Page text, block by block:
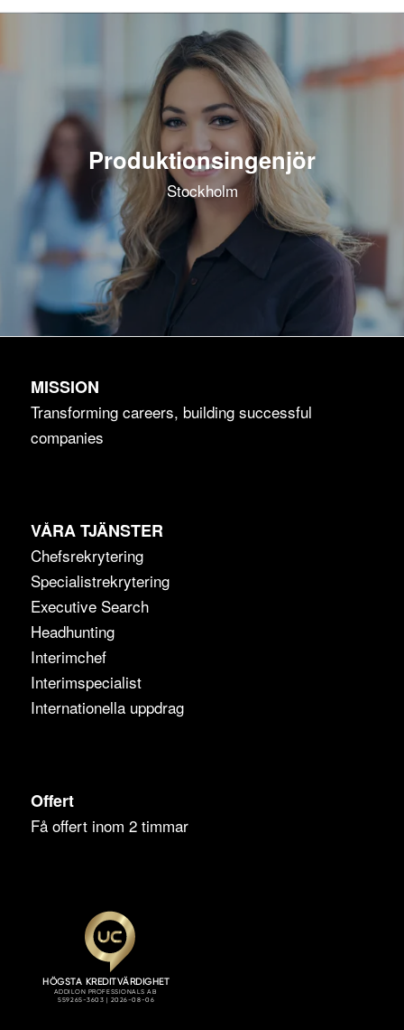
Produktionsingenjör
Stockholm
MISSION
Transforming careers, building successful
companies
VÅRA TJÄNSTER
Chefsrekrytering
Specialistrekrytering
Executive Search
Headhunting
Interimchef
Interimspecialist
Internationella uppdrag
Offert
Få offert inom 2 timmar